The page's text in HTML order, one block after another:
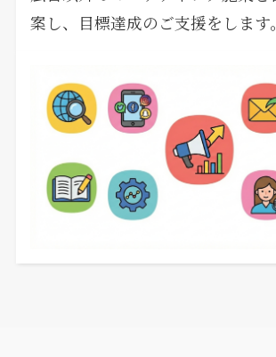
案し、目標達成のご支援をします。